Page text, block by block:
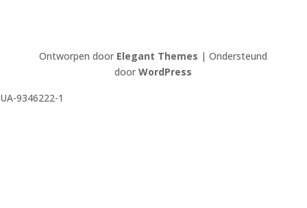
Ontworpen door Elegant Themes | Ondersteund
doorWordPress
UA-9346222-1